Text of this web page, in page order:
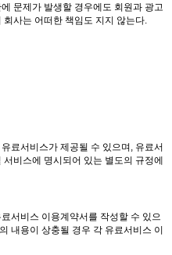
문제가 발생할 경우에도 회원과 광고
사는 어떠한 책임도 지지 않는다.
료서비스가 제공될 수 있으며, 유료서
비스에 명시되어 있는 별도의 규정에
서비스 이용계약서를 작성할 수 있으
내용이 상충될 경우 각 유료서비스 이